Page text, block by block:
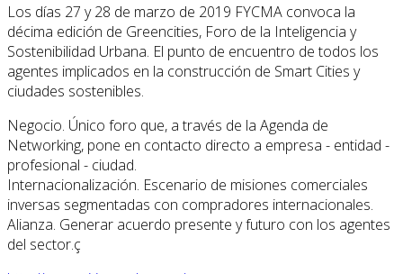
Los días 27 y 28 de marzo de 2019 FYCMA convoca la
décima edición de Greencities, Foro de la Inteligencia y
Sostenibilidad Urbana. El punto de encuentro de todos los
agentes implicados en la construcción de Smart Cities y
ciudades sostenibles.
Negocio. Único foro que, a través de la Agenda de
Networking, pone en contacto directo a empresa - entidad -
profesional - ciudad.
Internacionalización. Escenario de misiones comerciales
inversas segmentadas con compradores internacionales.
Alianza. Generar acuerdo presente y futuro con los agentes
del sector.ç